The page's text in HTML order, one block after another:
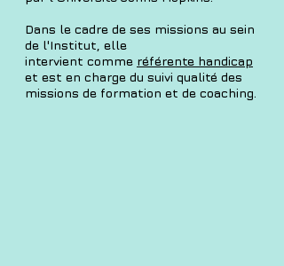
Dans le cadre de ses missions au sein
de l'Institut, elle
intervient comme référente handicap
et est en charge du suivi qualité des
missions de formation et de coaching.